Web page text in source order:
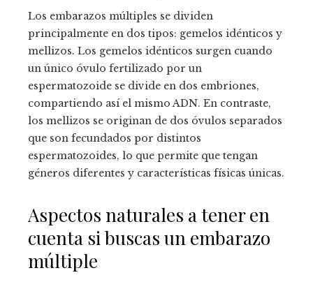
Los embarazos múltiples se dividen
principalmente en dos tipos: gemelos idénticos y
mellizos. Los gemelos idénticos surgen cuando
un único óvulo fertilizado por un
espermatozoide se divide en dos embriones,
compartiendo así el mismo ADN. En contraste,
los mellizos se originan de dos óvulos separados
que son fecundados por distintos
espermatozoides, lo que permite que tengan
géneros diferentes y características físicas únicas.
Aspectos naturales a tener en
cuenta si buscas un embarazo
múltiple